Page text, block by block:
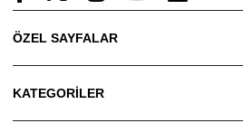
ÖZEL SAYFALAR
KATEGORİLER